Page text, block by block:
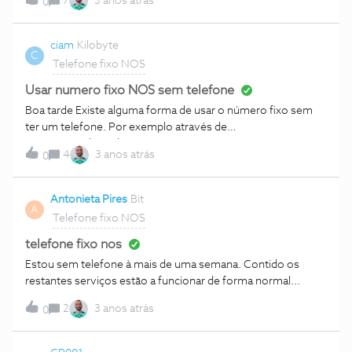
parts of the house and I would like to activate the 2nd line. I
want the same phone number on both lines so they can
work together. I have tried switching the phone lines around
on the router but the only one that works is Telefone 1,
Telefone 2 does not connect. How do I resolve this? Thank
you.
0
C
ciam Kilobyte
Telefone fixo NOS
Usar numero fixo NOS sem telefone
Boa tarde Existe alguma forma de usar o número fixo sem
ter um telefone. Por exemplo através de
uma APP? Obrigada
0
4 3 anos atrás
A
Antonieta Pires Bit
Telefone fixo NOS
telefone fixo nos
Estou sem telefone à mais de uma semana. Contido os
restantes serviços estão a funcionar de forma normal...
0 2 3 anos atrás